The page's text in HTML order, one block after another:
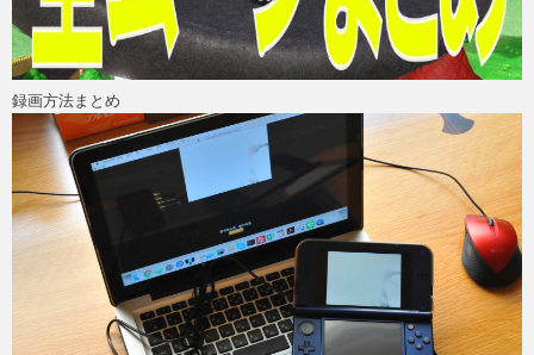
録画方法まとめ